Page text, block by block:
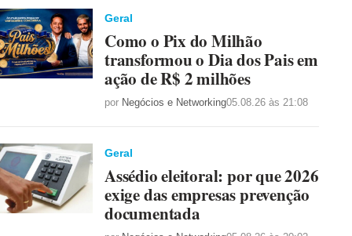
Geral
Como o Pix do Milhão
transformou o Dia dos Pais em
ação de R$ 2 milhões
por Negócios e Networking05.08.26 às 21:08
Geral
Assédio eleitoral: por que 2026
exige das empresas prevenção
documentada